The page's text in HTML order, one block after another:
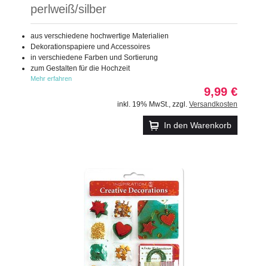
perlweiß/silber
aus verschiedene hochwertige Materialien
Dekorationspapiere und Accessoires
in verschiedene Farben und Sortierung
zum Gestalten für die Hochzeit
Mehr erfahren
9,99 €
inkl. 19% MwSt. zzgl. Versandkosten
In den Warenkorb